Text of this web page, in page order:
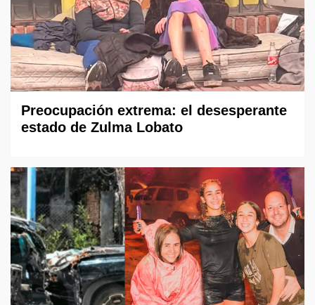
Preocupación extrema: el desesperante
estado de Zulma Lobato